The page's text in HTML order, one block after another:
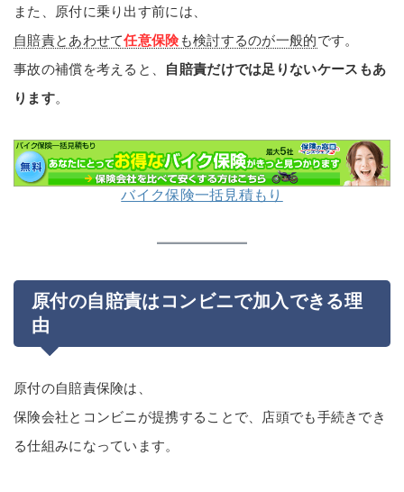
また、原付に乗り出す前には、
自賠責とあわせて任意保険も検討するのが一般的です。
事故の補償を考えると、 自賠責だけでは足りないケースもあ
ります。
バイク保険一括見積もり
原付の自賠責はコンビニで加入できる理
由
原付の自賠責保険は、
保険会社とコンビニが提携することで、店頭でも手続きでき
る仕組みになっています。